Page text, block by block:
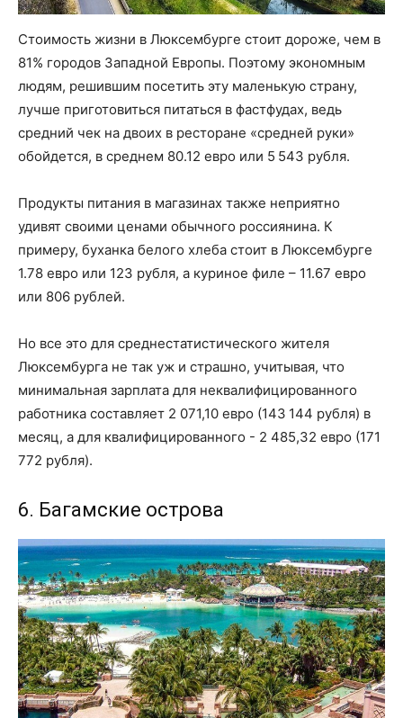
Стоимость жизни в Люксембурге стоит дороже, чем в
81% городов Западной Европы. Поэтому экономным
людям, решившим посетить эту маленькую страну,
лучше приготовиться питаться в фастфудах, ведь
средний чек на двоих в ресторане «средней руки»
обойдется, в среднем 80.12 евро или 5 543 рубля.
Продукты питания в магазинах также неприятно
удивят своими ценами обычного россиянина. К
примеру, буханка белого хлеба стоит в Люксембурге
1.78 евро или 123 рубля, а куриное филе – 11.67 евро
или 806 рублей.
Но все это для среднестатистического жителя
Люксембурга не так уж и страшно, учитывая, что
минимальная зарплата для неквалифицированного
работника составляет 2 071,10 евро (143 144 рубля) в
месяц, а для квалифицированного - 2 485,32 евро (171
772 рубля).
6. Багамские острова